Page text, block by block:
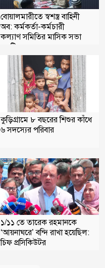
বোয়ালমারীতে স্বশস্ত্র বাহিনী
অব: কর্মকর্তা-কর্মচারী
কল্যাণ সমিতির মাসিক সভা
অনুষ্টিত
কুড়িগ্রামে ৮ বছরের শিশুর কাঁধে
৬ সদস্যের পরিবার
১/১১ তে তারেক রহমানকে
‘আয়নাঘরে’ বন্দি রাখা হয়েছিল:
চিফ প্রসিকিউটর